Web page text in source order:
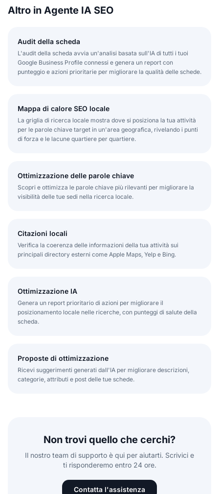
Altro in Agente IA SEO
Audit della scheda
L'audit della scheda avvia un'analisi basata sull'IA di tutti i tuoi
Google Business Profile connessi e genera un report con
punteggio e azioni prioritarie per migliorare la qualità delle schede.
Mappa di calore SEO locale
La griglia di ricerca locale mostra dove si posiziona la tua attività
per le parole chiave target in un'area geografica, rivelando i punti
di forza e le lacune quartiere per quartiere.
Ottimizzazione delle parole chiave
Scopri e ottimizza le parole chiave più rilevanti per migliorare la
visibilità delle tue sedi nella ricerca locale.
Citazioni locali
Verifica la coerenza delle informazioni della tua attività sui
principali directory esterni come Apple Maps, Yelp e Bing.
Ottimizzazione IA
Genera un report prioritario di azioni per migliorare il
posizionamento locale nelle ricerche, con punteggi di salute della
scheda.
Proposte di ottimizzazione
Ricevi suggerimenti generati dall'IA per migliorare descrizioni,
categorie, attributi e post delle tue schede.
Non trovi quello che cerchi?
Il nostro team di supporto è qui per aiutarti. Scrivici e
ti risponderemo entro 24 ore.
Contatta l'assistenza